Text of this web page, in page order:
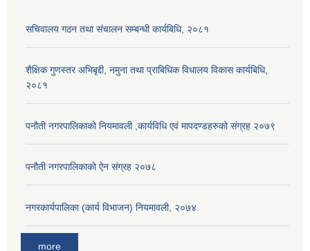
सचिवालय गठन तथा संचालन सम्बन्धी कार्यबिधि, २०८१
शैक्षिक गुणस्तर अभिबृद्दी, नमुना तथा प्राबिधिक विधालय विकास कार्यबिधि,
२०८१
पनौती नगरपालिकाको नियमावली ,कार्यविधि एवं मापदण्डहरुको संग्रह २०७९
पनौती नगरपालिकाको ऐन संग्रह २०७८
नगरकार्यपालिका (कार्य विभाजन) नियमावली, २०७४
more